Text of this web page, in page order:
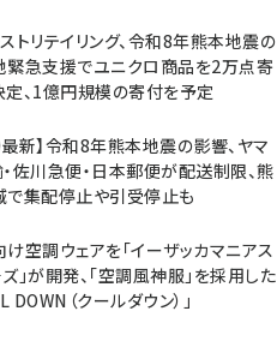
トリテイリング、令和8年熊本地震の
緊急支援でユニクロ商品を2万点寄
定、1億円規模の寄付を予定
新】令和8年熊本地震の影響、ヤマ
・佐川急便・日本郵便が配送制限、熊
で集配停止や引受停止も
空調ウェアを「イーザッカマニアス
」が開発、「空調風神服」を採用した
DOWN（クールダウン）」